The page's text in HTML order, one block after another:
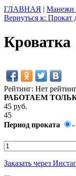
ГЛАВНАЯ | Манежи
Вернуться к: Прокат
Кроватка
Рейтинг: Нет
РАБОТАЕМ
45 pуб.
45
Период проката
-
Заказать через